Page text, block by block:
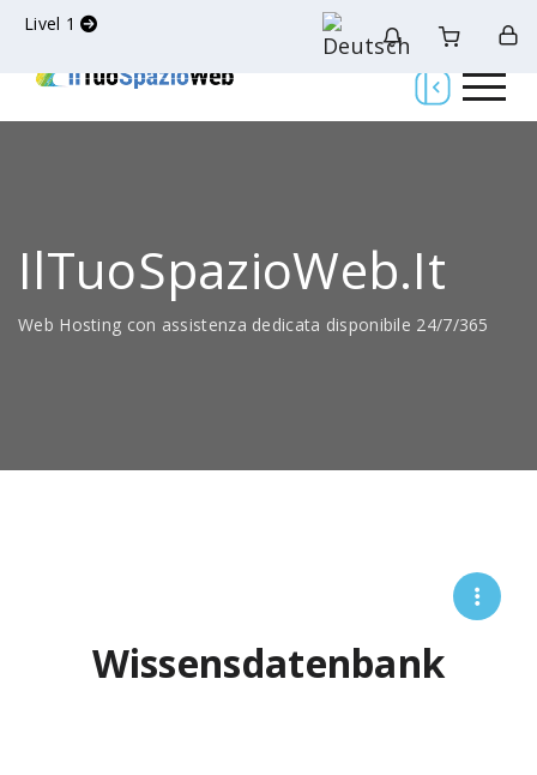
Livel 1
IlTuoSpazioWeb.it
Web Hosting con assistenza dedicata disponibile 24/7/365
Wissensdatenbank